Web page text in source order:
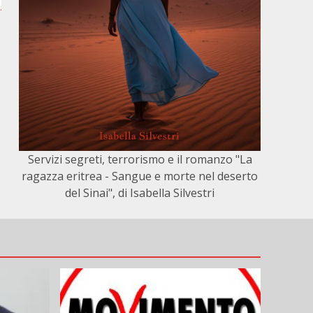
Servizi segreti, terrorismo e il romanzo "La
ragazza eritrea - Sangue e morte nel deserto
del Sinai", di Isabella Silvestri